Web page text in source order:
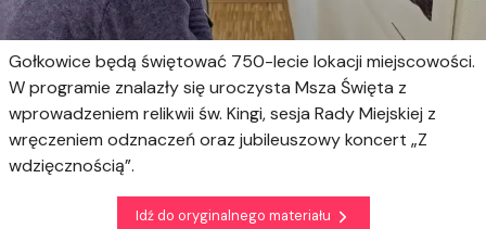
Gołkowice będą świętować 750-lecie lokacji miejscowości.
W programie znalazły się uroczysta Msza Święta z
wprowadzeniem relikwii św. Kingi, sesja Rady Miejskiej z
wręczeniem odznaczeń oraz jubileuszowy koncert „Z
wdzięcznością”.
Idź do oryginalnego materiału